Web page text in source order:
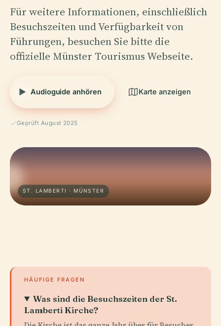
Für weitere Informationen, einschließlich
Besuchszeiten und Verfügbarkeit von
Führungen, besuchen Sie bitte die
offizielle Münster Tourismus Webseite.
Audioguide anhören Karte anzeigen
Geprüft August 2025
ST. LAMBERTI · MÜNSTER
HÄUFIGE FRAGEN
Was sind die Besuchszeiten der St.
Lamberti Kirche?